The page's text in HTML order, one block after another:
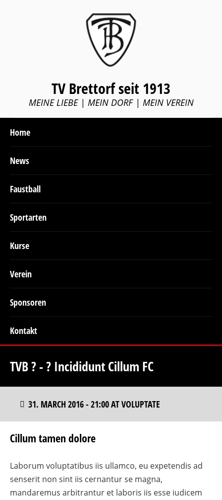
TV Brettorf seit 1913
MEINE LIEBE | MEIN DORF | MEIN VEREIN
Home
News
Faustball
Sportarten
Kurse
Verein
Sponsoren
Kontakt
TVB ? - ? Incididunt Cillum FC
31. MARCH 2016 - 21:00 AT VOLUPTATE
Cillum tamen dolore
Laborum voluptatibus iis ullamco, eu expetendis ad
senserit non sint iis cernantur se magna,
mandaremus arbitrantur et laboris iis esse iudicem